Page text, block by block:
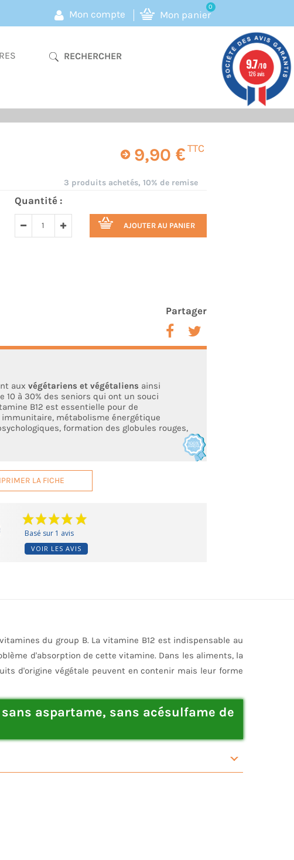
Mon compte Mon panier
0
RECHERCHER
9,90 €TTC
3 produits achetés, 10% de remise
Quantité :
AJOUTER AU PANIER
Partager
aux végétariens et végétaliens ainsi
10 à 30% des seniors qui ont un souci
B12 est essentielle pour de
métabolisme énergétique
formation des globules rouges,
LA FICHE
Basé sur 1 avis
VOIR LES AVIS
du group B. La vitamine B12 est indispensable au
d'absorption de cette vitamine. Dans les aliments, la
d'origine végétale peuvent en contenir mais leur forme
aspartame, sans acésulfame de
9.7/10
126 avis